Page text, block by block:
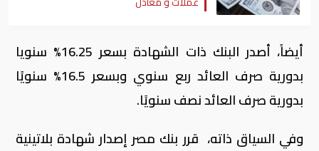
أيضاً، أصدر البنك ذات الشهادة بسعر 16.25% سنويا
بدورية صرف العائد ربع سنوي وبسعر 16.5% سنويًا
بدورية صرف العائد نصف سنويًا.
وفي السياق ذاته، ؜ قرر بنك مصر إصدار شهادة بلاتينية